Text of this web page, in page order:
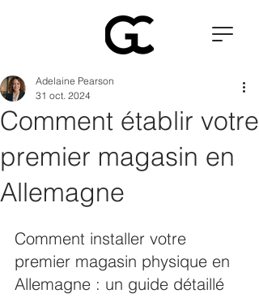
Comment établir votre
premier magasin en
Allemagne
Adelaine Pearson
31 oct. 2024
Comment installer votre
premier magasin physique en
Allemagne : un guide détaillé